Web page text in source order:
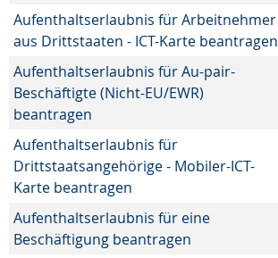
Aufenthaltserlaubnis für Arbeitnehmer
aus Drittstaaten - ICT-Karte beantragen
Aufenthaltserlaubnis für Au-pair-
Beschäftigte (Nicht-EU/EWR)
beantragen
Aufenthaltserlaubnis für
Drittstaatsangehörige - Mobiler-ICT-
Karte beantragen
Aufenthaltserlaubnis für eine
Beschäftigung beantragen